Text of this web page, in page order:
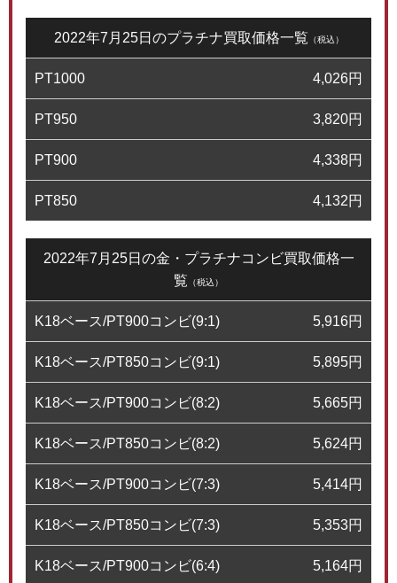
2022年7月25日のプラチナ買取価格一覧 （税込）
PT1000 4,026円
PT950 3,820円
PT900 4,338円
PT850 4,132円
2022年7月25日の金・プラチナコンビ買取価格一
覧 （税込）
K18ベース/PT900コンビ(9:1) 5,916円
K18ベース/PT850コンビ(9:1) 5,895円
K18ベース/PT900コンビ(8:2) 5,665円
K18ベース/PT850コンビ(8:2) 5,624円
K18ベース/PT900コンビ(7:3) 5,414円
K18ベース/PT850コンビ(7:3) 5,353円
K18ベース/PT900コンビ(6:4) 5,164円